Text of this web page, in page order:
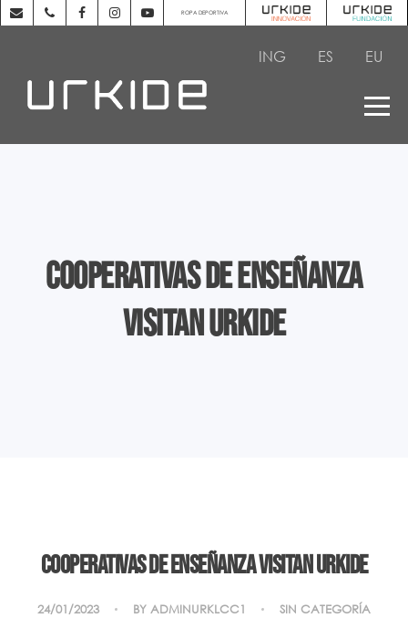
ROPA DEPORTIVA
ING ES EU
Cooperativas de enseñanza
visitan Urkide
Cooperativas de enseñanza visitan Urkide
24/01/2023 BY ADMINURKLCC1 SIN CATEGORÍA